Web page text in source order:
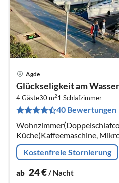
Agde
Glückseligkeit am
4 Gäste30 m21 Schlafzimmer
40 Bewertungen
Küche(Kaffeemaschine,
Kühlschrank, ),
Kostenfreie Stornierung
ab 24€ / Nacht